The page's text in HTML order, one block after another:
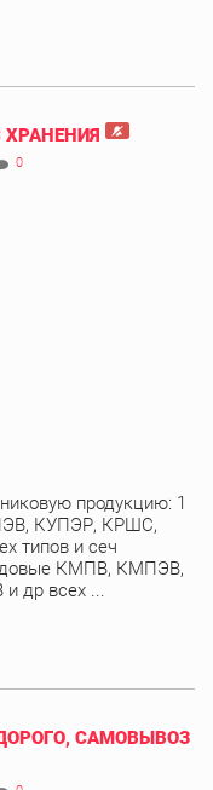
0
продукцию: 1
КУПЭР, КРШС,
типов и сеч
КМПВ, КМПЭВ,
всех ...
САМОВЫВОЗ